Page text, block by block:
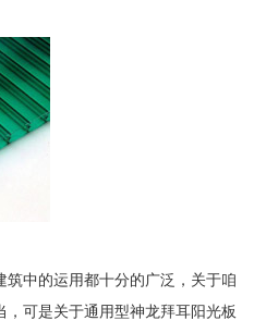
中的运用都十分的广泛，关于咱
可是关于通用型神龙拜耳阳光板